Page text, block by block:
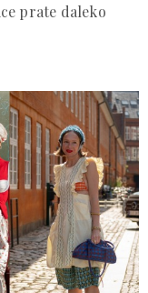
prate daleko